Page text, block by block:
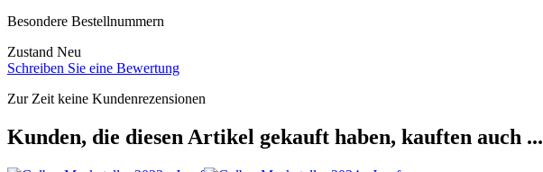
Besondere Bestellnummern
Zustand Neu
Schreiben Sie eine Bewertung
Zur Zeit keine Kundenrezensionen
Kunden, die diesen Artikel gekauft haben, kauften auch ...